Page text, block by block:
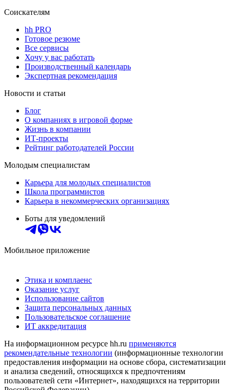
Соискателям
hh PRO
Готовое резюме
Все сервисы
Хочу у вас работать
Производственный календарь
Экспертная рекомендация
Новости и статьи
Блог
О компаниях в игровой форме
Жизнь в компании
ИТ-проекты
Рейтинг работодателей России
Молодым специалистам
Карьера для молодых специалистов
Школа программистов
Карьера в некоммерческих организациях
Боты для уведомлений
Мобильное приложение
Этика и комплаенс
Оказание услуг
Использование сайтов
Защита персональных данных
Пользовательское соглашение
ИТ аккредитация
На информационном ресурсе hh.ru применяются
рекомендательные технологии (информационные технологии
предоставления информации на основе сбора, систематизации
и анализа сведений, относящихся к предпочтениям
пользователей сети «Интернет», находящихся на территории